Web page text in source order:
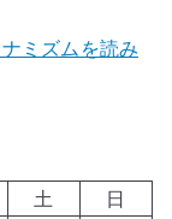
ミズムを読み
土
日